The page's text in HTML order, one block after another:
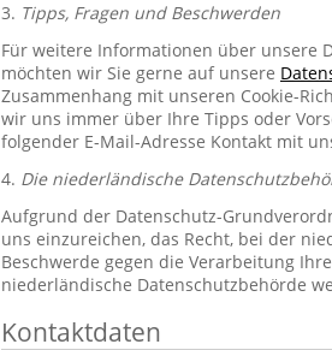
3. Tipps, Fragen und Beschwerden
Für weitere Informationen über unsere
möchten wir Sie gerne auf unsere
Zusammenhang mit unseren Cookie-
wir uns immer über Ihre Tipps oder
folgender E-Mail-Adresse Kontakt mit
4. Die niederländische
Aufgrund der Datenschutz-
uns einzureichen, das Recht, bei der
Beschwerde gegen die Verarbeitung
niederländische Datenschutzbehörde
Kontaktdaten